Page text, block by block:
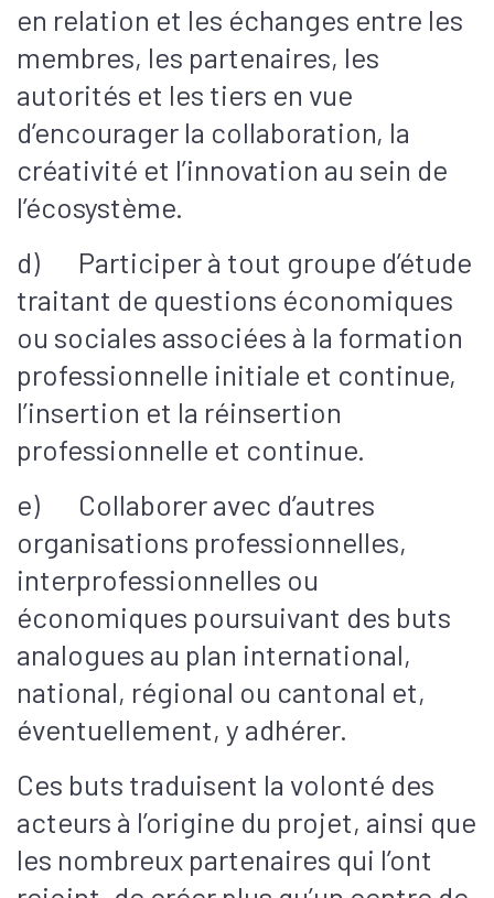
en relation et les échanges entre les
membres, les partenaires, les
autorités et les tiers en vue
d’encourager la collaboration, la
créativité et l’innovation au sein de
l’écosystème.
d) Participer à tout groupe d’étude
traitant de questions économiques
ou sociales associées à la formation
professionnelle initiale et continue,
l’insertion et la réinsertion
professionnelle et continue.
e) Collaborer avec d’autres
organisations professionnelles,
interprofessionnelles ou
économiques poursuivant des buts
analogues au plan international,
national, régional ou cantonal et,
éventuellement, y adhérer.
Ces buts traduisent la volonté des
acteurs à l’origine du projet, ainsi que
les nombreux partenaires qui l’ont